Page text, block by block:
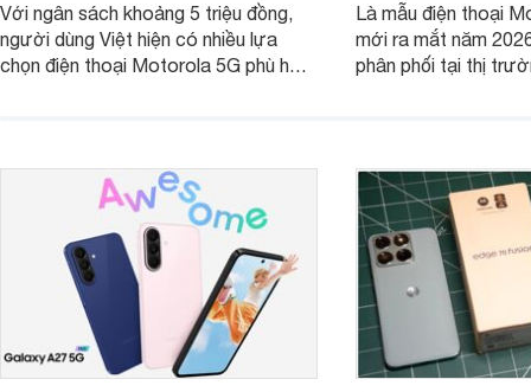
Với ngân sách khoảng 5 triệu đồng,
người dùng Việt hiện có nhiều lựa
chọn điện thoại Motorola 5G phù hợp
Là mẫu điện thoại
mới ra mắt năm
phân phối tại thị
trình giảm giá hấp
thêm một lựa chọn
người dùng Việt.